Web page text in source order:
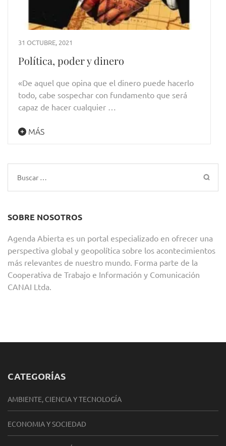
31 OCTUBRE, 2021
Política, poder y dinero
«De aquel que opina que el dinero puede hacerlo
todo, cabe sospechar con fundamento que será
capaz de hacer cualquier …
MÁS
Buscar:
SOBRE NOSOTROS
Agenda Abierta es un portal especializado en ofrecer una
perspectiva global y geopolítica sobre los acontecimientos
más relevantes de nuestro mundo. Forma parte de la
Cooperativa de Trabajo e Información y Comunicación
CANAI Ltda.
CATEGORÍAS
AMBIENTE, CIENCIA Y TECNOLOGÍA
ECONOMIA Y SOCIEDAD